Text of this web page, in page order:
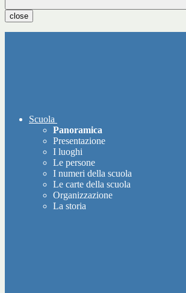
close
Scuola
Panoramica
Presentazione
I luoghi
Le persone
I numeri della scuola
Le carte della scuola
Organizzazione
La storia